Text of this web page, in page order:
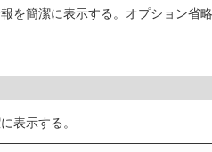
を簡潔に表示する。オプション省
表示する。